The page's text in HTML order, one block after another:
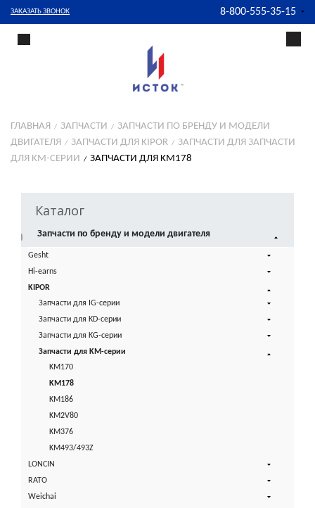
ЗАКАЗАТЬ ЗВОНОК 8-800-555-35-15
ГЛАВНАЯ ЗАПЧАСТИ
ЗАПЧАСТИ ПО БРЕНДУ И МОДЕЛИ
ДВИГАТЕЛЯ
ЗАПЧАСТИ ДЛЯ KIPOR
ЗАПЧАСТИ ДЛЯ ЗАПЧАСТИ
ДЛЯ KM-СЕРИИ
ЗАПЧАСТИ ДЛЯ KM178
Каталог
Запчасти по бренду и модели двигателя
Gesht
Hi-earns
KIPOR
Запчасти для IG-серии
Запчасти для KD-серии
Запчасти для KG-серии
Запчасти для KM-серии
KM170
KM178
KM186
KM2V80
KM376
KM493/493Z
LONCIN
RATO
Weichai